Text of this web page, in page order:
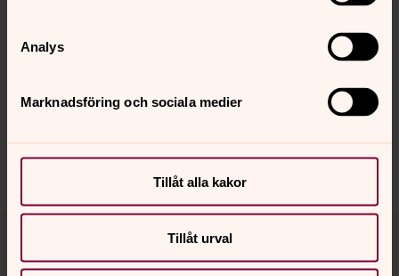
Analys
Marknadsföring och sociala medier
Tillåt alla kakor
Tillåt urval
Synpunkter eller frågor på sidans
brosarp-tranas.forsamling@svenskakyrkan.se
Tillbaka till toppen
Tillbaka till innehållet